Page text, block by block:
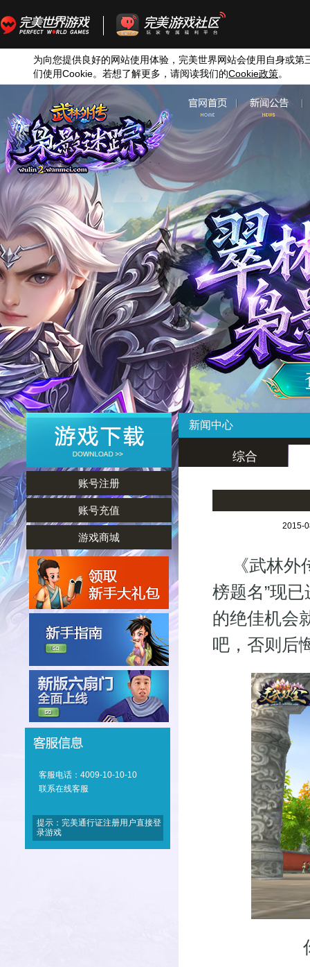
为向您提供良好的网站使用体验，完美世界网站会使用自身或第
们使用Cookie。若想了解更多，请阅读我们的Cookie政策。
账号注册
账号充值
游戏商城
客服电话：4009-10-10-10
联系在线客服
提示：完美通行证注册用户直接登
录游戏
新闻中心
综合
2015-
《武林外
榜题名”现
的绝佳机会
吧，否则后